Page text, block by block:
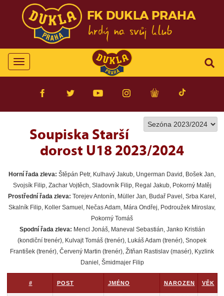
FK DUKLA PRAHA
Toggle
navigation
Soupiska Starší
dorost U18 2023/2024
Horní řada zleva: Štěpán Petr, Kulhavý Jakub, Ungerman David, Bošek Jan,
Svojsík Filip, Zachar Vojtěch, Sladovník Filip, Regal Jakub, Pokorný Matěj
Prostřední řada zleva: Torejev Antonín, Müller Jan, Budař Pavel, Srba Karel,
Skalník Filip, Koller Samuel, Nečas Adam, Mára Ondřej, Podroužek Miroslav,
Pokorný Tomáš
Spodní řada zleva: Mencl Jonáš, Maneval Sebastián, Janko Kristián
(kondiční trenér), Kulvajt Tomáš (trenér), Lukáš Adam (trenér), Snopek
František (trenér), Červený Martin (trenér), Žitňan Rastislav (masér), Kyzlink
Daniel, Šmidmajer Filip
# POST JMÉNO NAROZEN VĚK